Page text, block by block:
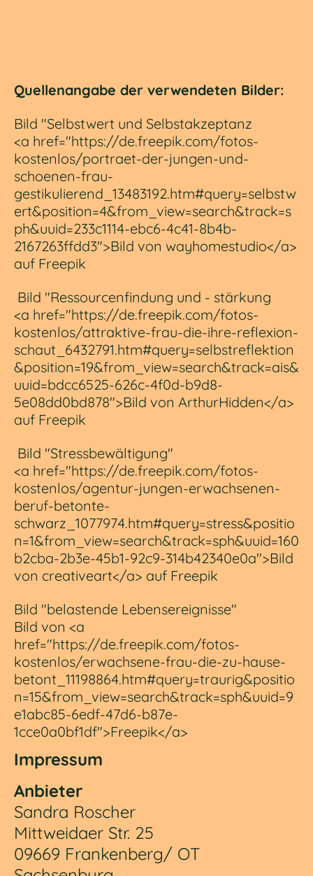
Quellenangabe der verwendeten Bilder:
Bild "Selbstwert und Selbstakzeptanz
<a href="https://de.freepik.com/fotos-
kostenlos/portraet-der-jungen-und-
schoenen-frau-
gestikulierend_13483192.htm#query=selbstw
ert&position=4&from_view=search&track=s
ph&uuid=233c1114-ebc6-4c41-8b4b-
2167263ffdd3">Bild von wayhomestudio</a>
auf Freepik
Bild "Ressourcenfindung und - stärkung
<a href="https://de.freepik.com/fotos-
kostenlos/attraktive-frau-die-ihre-reflexion-
schaut_6432791.htm#query=selbstreflektion
&position=19&from_view=search&track=ais&
uuid=bdcc6525-626c-4f0d-b9d8-
5e08dd0bd878">Bild von ArthurHidden</a>
auf Freepik
Bild "Stressbewältigung"
<a href="https://de.freepik.com/fotos-
kostenlos/agentur-jungen-erwachsenen-
beruf-betonte-
schwarz_1077974.htm#query=stress&positio
n=1&from_view=search&track=sph&uuid=160
b2cba-2b3e-45b1-92c9-314b42340e0a">Bild
von creativeart</a> auf Freepik
Bild "belastende Lebensereignisse"
Bild von <a
href="https://de.freepik.com/fotos-
kostenlos/erwachsene-frau-die-zu-hause-
betont_11198864.htm#query=traurig&positio
n=15&from_view=search&track=sph&uuid=9
e1abc85-6edf-47d6-b87e-
1cce0a0bf1df">Freepik</a>
Impressum
Anbieter
Sandra Roscher
Mittweidaer Str. 25
09669 Frankenberg/ OT